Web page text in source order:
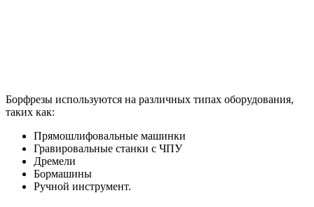
Борфрезы используются на различных типах оборудования,
таких как:
Прямошлифовальные машинки
Гравировальные станки с ЧПУ
Дремели
Бормашины
Ручной инструмент.